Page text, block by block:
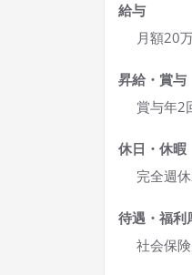
給与
月額20
昇給・賞与
賞与年2
休日・休暇
完全週
待遇・福利
社会保